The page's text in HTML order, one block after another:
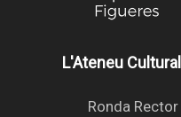
L'Ateneu
Ronda